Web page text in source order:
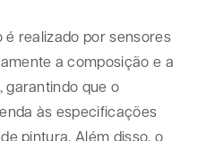
realizado por sensores
a composição e a
garantindo que o
às especificações
pintura. Além disso, o